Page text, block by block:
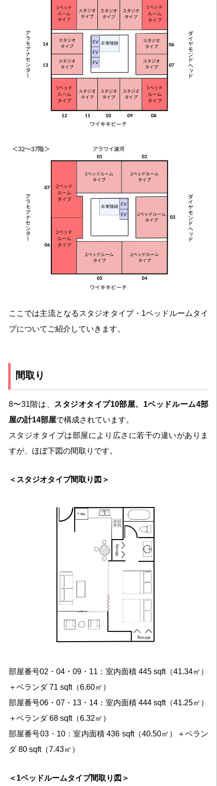
ここでは主流となるスタジオタイプ・1ベッドルームタイ
プについてご紹介していきます。
間取り
8〜31階は、
スタジオタイプ10部屋、1ベッドルーム4部
屋の計14部屋で構成されています。
スタジオタイプは部屋により広さに若干の違いがありま
すが、ほぼ下図の間取りです。
＜スタジオタイプ間取り図＞
部屋番号02・04・09・11：室内面積 445 sqft（41.34㎡）
＋ベランダ 71 sqft（6.60㎡）
部屋番号06・07・13・14：室内面積 444 sqft（41.25㎡）
＋ベランダ 68 sqft（6.32㎡）
部屋番号03・10：室内面積 436 sqft（40.50㎡）＋ベラン
ダ 80 sqft（7.43㎡）
＜1ベッドルームタイプ間取り図＞